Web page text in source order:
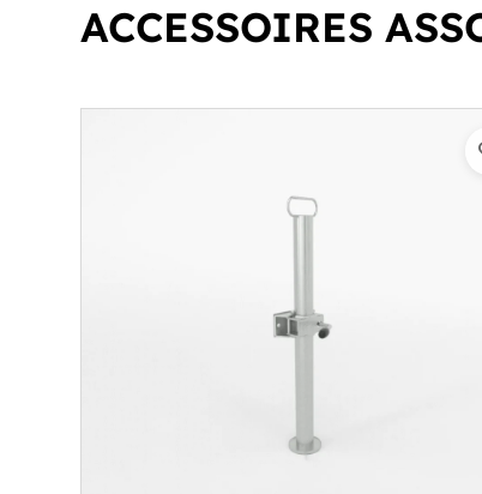
ACCESSOIRES